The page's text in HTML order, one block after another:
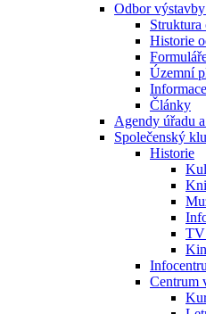
Odbor
Struktura
Historie
Územní
Články
Agendy úřadu
Společenský
Historie
TV
Centrum